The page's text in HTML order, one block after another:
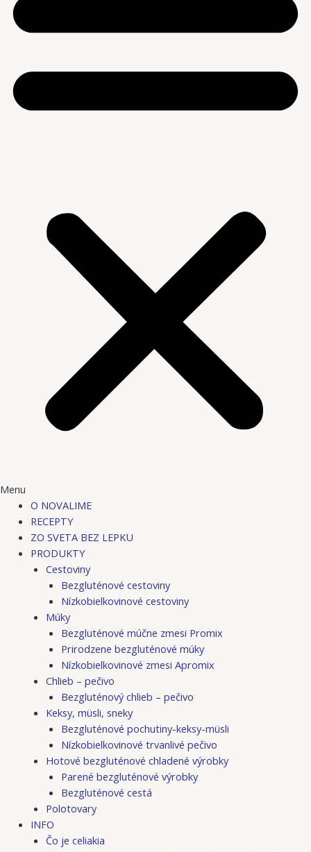
Menu
O NOVALIME
RECEPTY
ZO SVETA BEZ LEPKU
PRODUKTY
Cestoviny
Bezgluténové cestoviny
Nízkobielkovinové cestoviny
Múky
Bezgluténové múčne zmesi Promix
Prirodzene bezgluténové múky
Nízkobielkovinové zmesi Apromix
Chlieb – pečivo
Bezgluténový chlieb – pečivo
Keksy, müsli, sneky
Bezgluténové pochutiny-keksy-müsli
Nízkobielkovinové trvanlivé pečivo
Hotové bezgluténové chladené výrobky
Parené bezgluténové výrobky
Bezgluténové cestá
Polotovary
INFO
Čo je celiakia